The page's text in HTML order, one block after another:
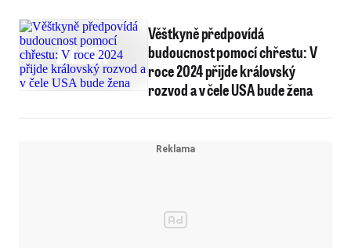
Věštkyně předpovídá
budoucnost pomocí chřestu: V
roce 2024 přijde královský
rozvod a v čele USA bude žena